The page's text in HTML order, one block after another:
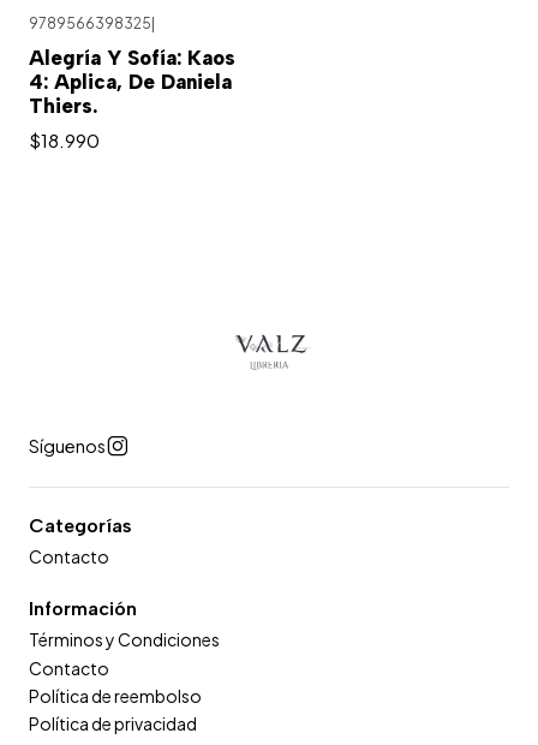
9789566398325
Alegría Y Sofía: Kaos
4: Aplica, De Daniela
Thiers.
$18.990
Síguenos
Categorías
Contacto
Información
Términos y Condiciones
Contacto
Política de reembolso
Política de privacidad